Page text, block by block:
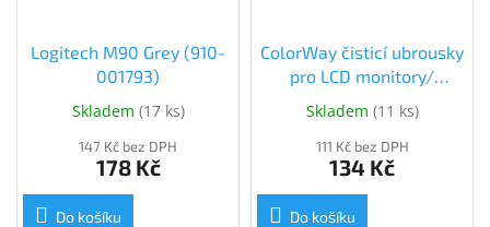
Logitech M90 Grey (910-
001793)
Skladem (17 ks)
147 Kč bez DPH
178 Kč
Do košíku
ColorWay čisticí ubrousky
pro LCD monitory/
1071)
Skladem (11 ks)
111 Kč bez DPH
134 Kč
Do košíku